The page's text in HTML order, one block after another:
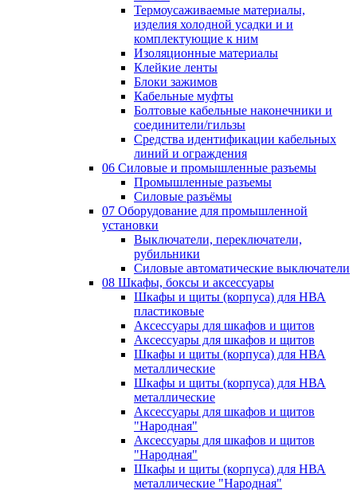
Термоусаживаемые материалы,
изделия холодной усадки и и
комплектующие к ним
Изоляционные материалы
Клейкие ленты
Блоки зажимов
Кабельные муфты
Болтовые кабельные наконечники и
соединители/гильзы
Средства идентификации кабельных
линий и ограждения
06 Силовые и промышленные разъемы
Промышленные разъемы
Силовые разъёмы
07 Оборудование для промышленной
установки
Выключатели, переключатели,
рубильники
Силовые автоматические выключатели
08 Шкафы, боксы и аксессуары
Шкафы и щиты (корпуса) для НВА
пластиковые
Аксессуары для шкафов и щитов
Аксессуары для шкафов и щитов
Шкафы и щиты (корпуса) для НВА
металлические
Шкафы и щиты (корпуса) для НВА
металлические
Аксессуары для шкафов и щитов
"Народная"
Аксессуары для шкафов и щитов
"Народная"
Шкафы и щиты (корпуса) для НВА
металлические "Народная"